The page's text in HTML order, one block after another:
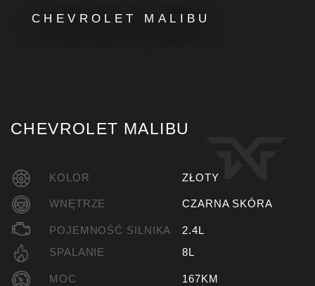
CHEVROLET MALIBU
CHEVROLET MALIBU
KOLOR ZŁOTY
WNĘTRZE CZARNA SKÓRA
POJEMNOŚĆ SILNIKA
2.4L
SPALANIE
8L
MOC 167KM